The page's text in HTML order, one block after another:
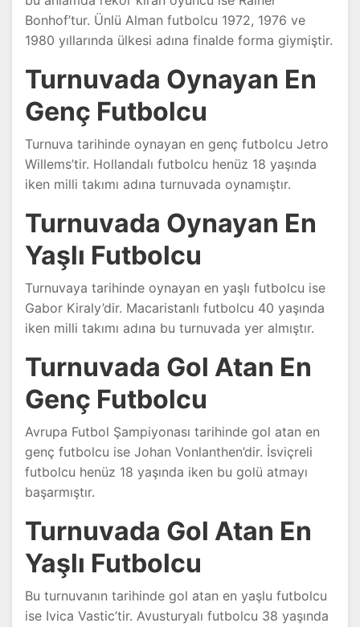
Bonhof’tur. Ünlü Alman futbolcu 1972, 1976 ve
1980 yıllarında ülkesi adına finalde forma giymiştir.
Turnuvada Oynayan En
Genç Futbolcu
Turnuva tarihinde oynayan en genç futbolcu Jetro
Willems’tir. Hollandalı futbolcu henüz 18 yaşında
iken milli takımı adına turnuvada oynamıştır.
Turnuvada Oynayan En
Yaşlı Futbolcu
Turnuvaya tarihinde oynayan en yaşlı futbolcu ise
Gabor Kiraly’dir. Macaristanlı futbolcu 40 yaşında
iken milli takımı adına bu turnuvada yer almıştır.
Turnuvada Gol Atan En
Genç Futbolcu
Avrupa Futbol Şampiyonası tarihinde gol atan en
genç futbolcu ise Johan Vonlanthen’dir. İsviçreli
futbolcu henüz 18 yaşında iken bu golü atmayı
başarmıştır.
Turnuvada Gol Atan En
Yaşlı Futbolcu
Bu turnuvanın tarihinde gol atan en yaşlu futbolcu
ise Ivica Vastic’tir. Avusturyalı futbolcu 38 yaşında